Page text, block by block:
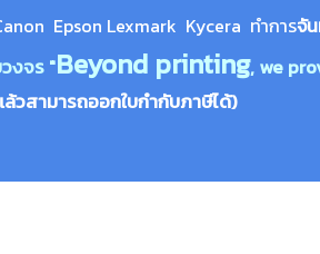
Epson Lexmark Kycera ทำการจั
งจร "Beyond printing, we
วสามารถออกใบกำกับภาษีได้)